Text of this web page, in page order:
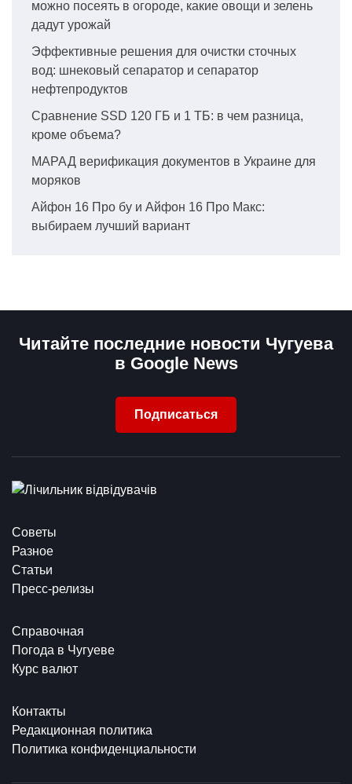
можно посеять в огороде, какие овощи и зелень
дадут урожай
Эффективные решения для очистки сточных
вод: шнековый сепаратор и сепаратор
нефтепродуктов
Сравнение SSD 120 ГБ и 1 ТБ: в чем разница,
кроме объема?
МАРАД верификация документов в Украине для
моряков
Айфон 16 Про бу и Айфон 16 Про Макс:
выбираем лучший вариант
Читайте последние новости Чугуева
в Google News
Подписаться
Советы
Разное
Статьи
Пресс-релизы
Справочная
Погода в Чугуеве
Курс валют
Контакты
Редакционная политика
Политика конфиденциальности